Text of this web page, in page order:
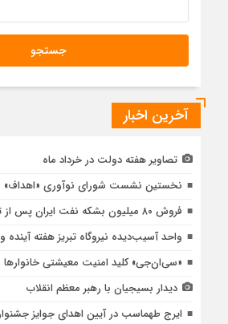
آخرین اخبار
تصاویر هفته دولت در خرداد ماه
نخستین نشست شورای نوآوری «اهداف»
فروش ۸۰ میلیون بشکه نفت ایران پس از توافق اسلام آباد
واحد آسیب‌دیده نیروگاه تبریز هفته آینده
«سی‌ان‌جی» کلید امنیت معیشتی خانوارها
دیدار بسیجیان با رهبر معظم انقلاب
ایرج طهماسب در آیین اهدای جوایز